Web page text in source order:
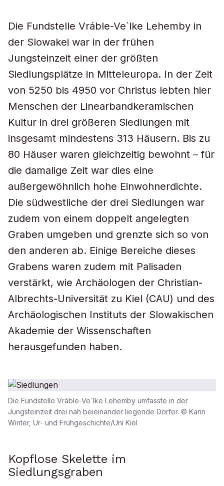
Die Fundstelle Vráble-Ve`lke Lehemby in
der Slowakei war in der frühen
Jungsteinzeit einer der größten
Siedlungsplätze in Mitteleuropa. In der Zeit
von 5250 bis 4950 vor Christus lebten hier
Menschen der Linearbandkeramischen
Kultur in drei größeren Siedlungen mit
insgesamt mindestens 313 Häusern. Bis zu
80 Häuser waren gleichzeitig bewohnt – für
die damalige Zeit war dies eine
außergewöhnlich hohe Einwohnerdichte.
Die südwestliche der drei Siedlungen war
zudem von einem doppelt angelegten
Graben umgeben und grenzte sich so von
den anderen ab. Einige Bereiche dieses
Grabens waren zudem mit Palisaden
verstärkt, wie Archäologen der Christian-
Albrechts-Universität zu Kiel (CAU) und des
Archäologischen Instituts der Slowakischen
Akademie der Wissenschaften
herausgefunden haben.
Die Fundstelle Vráble-Ve`lke Lehemby umfasste in der
Jungsteinzeit drei nah beieinander liegende Dörfer. © Karin
Winter, Ur- und Frühgeschichte/Uni Kiel
Kopflose Skelette im
Siedlungsgraben